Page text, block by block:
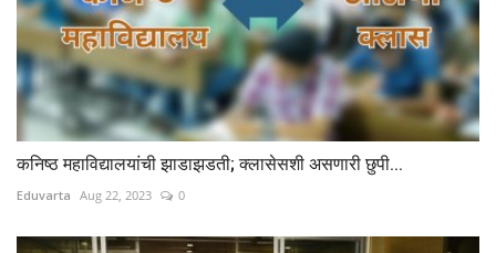
कनिष्ठ महाविद्यालयांची झाडाझडती; क्लासेसशी असणारी छुपी...
Eduvarta Aug 22, 2023 0